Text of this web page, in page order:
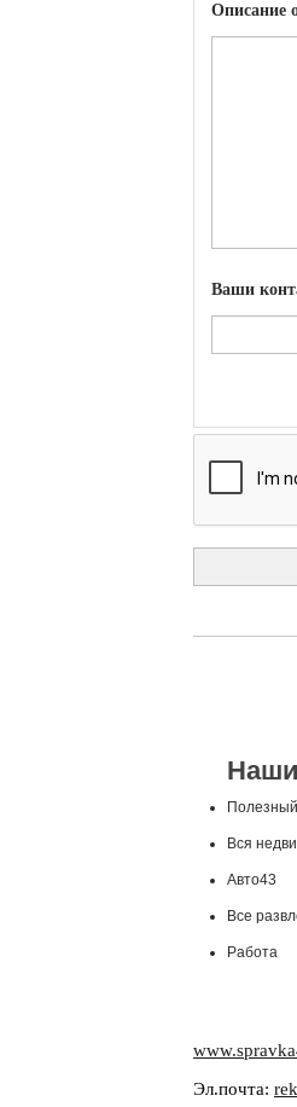
Описание
Ваши
Вся
Авто43
Все
Работа
Эл.почта: